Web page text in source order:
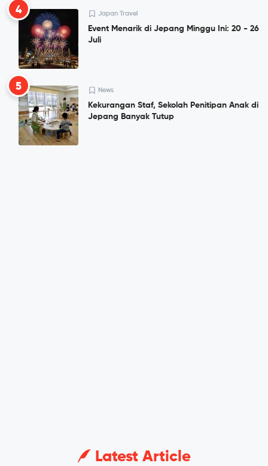
4 Japan Travel
Event Menarik di Jepang Minggu Ini: 20 - 26
Juli
5 News
Kekurangan Staf, Sekolah Penitipan Anak di
Jepang Banyak Tutup
Latest Article